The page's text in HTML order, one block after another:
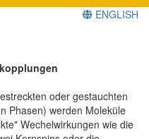
ENGLISH
oder gestauchten
Phasen) werden Moleküle
Wechelwirkungen wie die